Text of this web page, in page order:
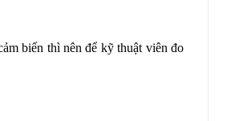
biến thì nên để kỹ thuật viên đo